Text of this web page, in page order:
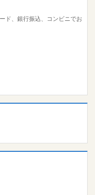
ド、銀行振込、コンビニでお